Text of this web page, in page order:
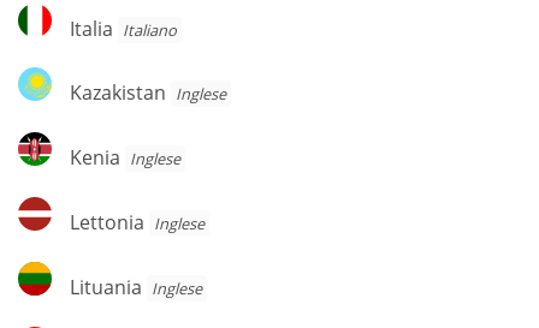
Italia
Italia Italiano
Kazakistan
Kazakistan Inglese
Kenia
Kenia Inglese
Lettonia
Lettonia Inglese
Lituania
Lituania Inglese